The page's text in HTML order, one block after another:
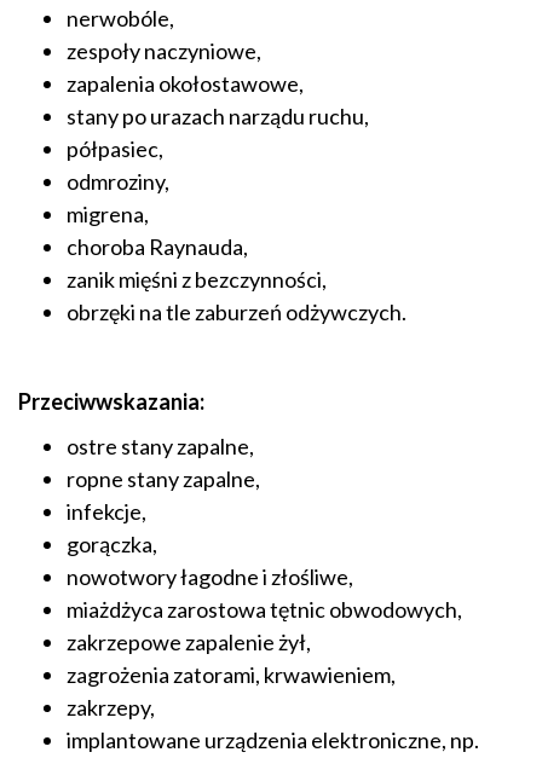
nerwobóle,
zespoły naczyniowe,
zapalenia okołostawowe,
stany po urazach narządu ruchu,
półpasiec,
odmroziny,
migrena,
choroba Raynauda,
zanik mięśni z bezczynności,
obrzęki na tle zaburzeń odżywczych.
Przeciwwskazania:
ostre stany zapalne,
ropne stany zapalne,
infekcje,
gorączka,
nowotwory łagodne i złośliwe,
miażdżyca zarostowa tętnic obwodowych,
zakrzepowe zapalenie żył,
zagrożenia zatorami, krwawieniem,
zakrzepy,
implantowane urządzenia elektroniczne, np.